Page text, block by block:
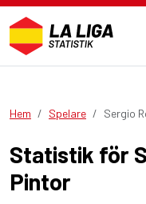
Hem Spelare Sergio
Statistik för
Pintor